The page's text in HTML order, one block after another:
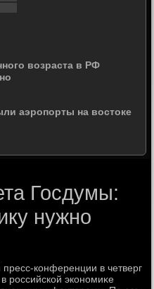
возраста в РФ
аэропорты на востоке
Госдумы:
нужно
конференции в четверг
российской экономиκе